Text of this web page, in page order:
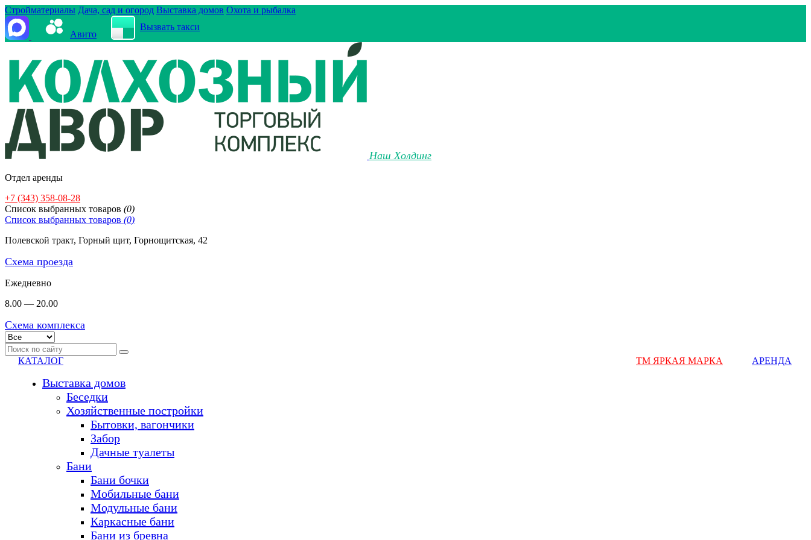
Стройматериалы Дача, сад и огород Выставка домов Охота и рыбалка
Авито
Вызвать такси
Наш Холдинг
Отдел аренды
+7 (343) 358-08-28
Cписок выбранных товаров (0)
Cписок выбранных товаров (0)
Полевской тракт, Горный щит, Горнощитская, 42
Схема проезда
Ежедневно
8.00 — 20.00
Схема комплекса
КАТАЛОГ
Выставка домов
Беседки
Хозяйственные постройки
Бытовки, вагончики
Забор
Дачные туалеты
Бани
Бани бочки
Мобильные бани
Модульные бани
Каркасные бани
Бани из бревна
ТМ ЯРКАЯ МАРКА АРЕНДА